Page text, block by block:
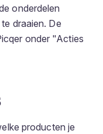
onderdelen
draaien. De
onder "Acties
producten je